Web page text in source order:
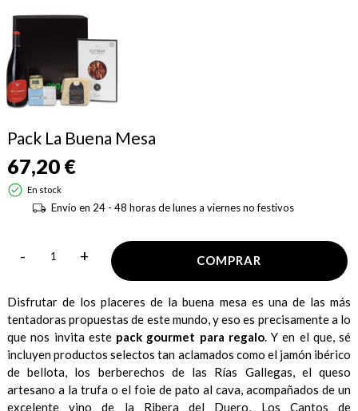
Pack La Buena Mesa
67,20 €
En stock
Envío en 24 - 48 horas de lunes a viernes no festivos
- + COMPRAR
Disfrutar de los placeres de la buena mesa es una de las más
tentadoras propuestas de este mundo, y eso es precisamente a lo
que nos invita este pack gourmet para regalo. Y en el que, sé
incluyen productos selectos tan aclamados como el jamón ibérico
de bellota, los berberechos de las Rías Gallegas, el queso
artesano a la trufa o el foie de pato al cava, acompañados de un
excelente vino de la Ribera del Duero, Los Cantos de